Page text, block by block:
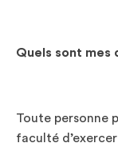
Quels sont mes
Toute personne
faculté